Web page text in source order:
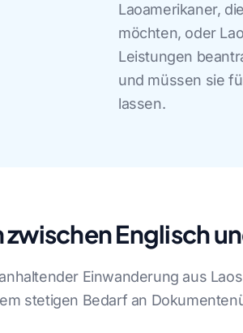
Laoamerikaner,
möchten, oder
Leistungen
und müssen sie
lassen.
Englisch
Einwanderung aus
stetigen Bedarf an